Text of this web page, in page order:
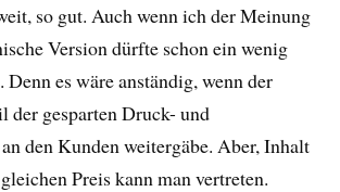
so gut. Auch wenn ich der Meinung
Version dürfte schon ein wenig
Denn es wäre anständig, wenn der
der gesparten Druck- und
den Kunden weitergäbe. Aber, Inhalt
Preis kann man vertreten.